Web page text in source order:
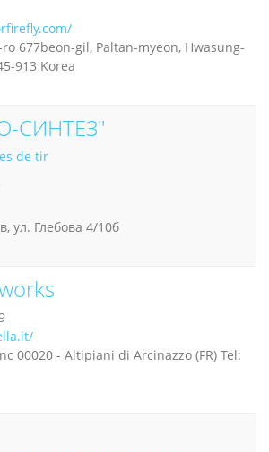
677beon-gil, Paltan-myeon, Hwasung-
913 Korea
СИНТЕЗ"
de tir
ул. Глебова 4/10б
00020 - Altipiani di Arcinazzo (FR) Tel: